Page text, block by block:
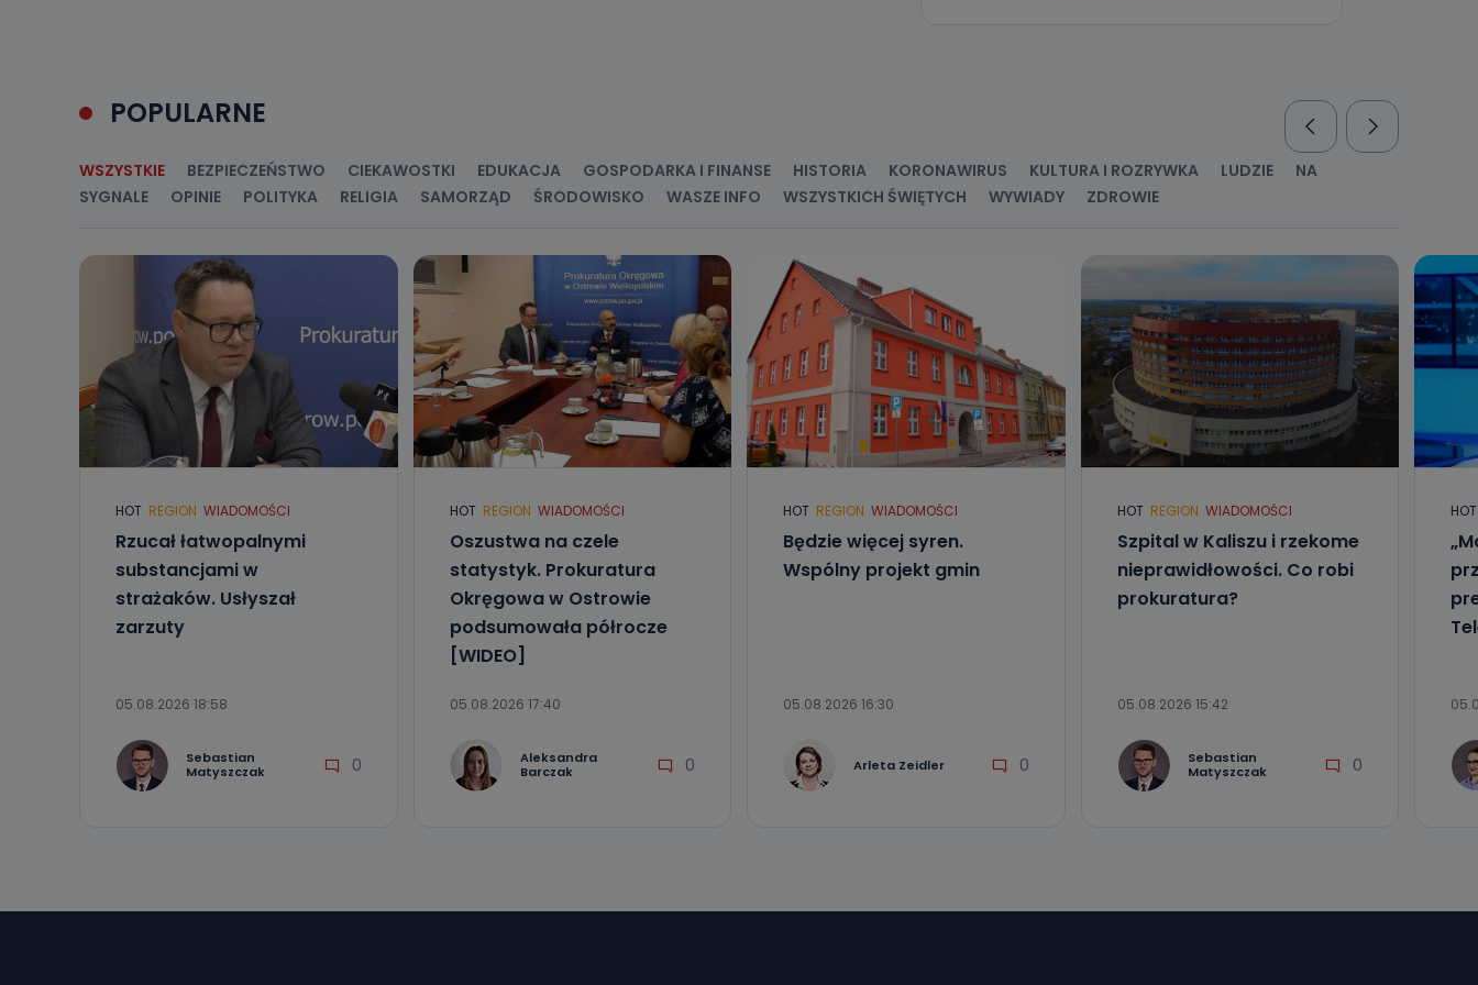
Jak skontaktować się z inspektorem danych osobowych?
POPULARNE
WSZYSTKIE BEZPIECZEŃSTWO CIEKAWOSTKI EDUKACJA GOSPODARKA I FINANSE HISTORIA KORONAWIRUS KULTURA I ROZRYWKA LUDZIE
NA
SYGNALE
OPINIE POLITYKA RELIGIA SAMORZĄD ŚRODOWISKO WASZE INFO WSZYSTKICH ŚWIĘTYCH WYWIADY ZDROWIE
HOT REGION WIADOMOŚCI
Rzucał łatwopalnymi
substancjami w
strażaków. Usłyszał
zarzuty
05.08.2026 18:58
Sebastian
Matyszczak
0
HOT REGION WIADOMOŚCI
Oszustwa na czele
statystyk. Prokuratura
Okręgowa w Ostrowie
podsumowała półrocze
[WIDEO]
05.08.2026 17:40
Aleksandra
Barczak
0
HOT REGION WIADOMOŚCI
Będzie więcej syren.
Wspólny projekt gmin
05.08.2026 16:30
Arleta Zeidler 0
HOT REGION WIADOMOŚCI
Szpital w Kaliszu i rzekome
nieprawidłowości. Co robi
prokuratura?
05.08.2026 15:42
Sebastian
Matyszczak
0
HOT